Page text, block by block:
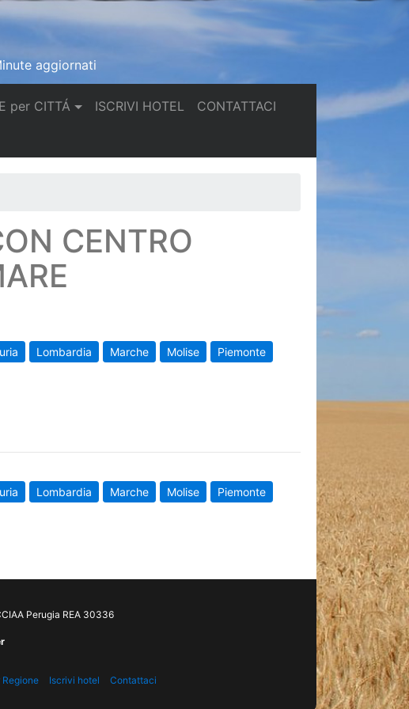
aggiornati
per CITTÁ ISCRIVI HOTEL(current)
CONTATTACI(current)
CENTRO
Lombardia Marche Molise
Piemonte
Lombardia Marche Molise
Piemonte
Perugia REA 30336
Iscrivi hotel Contattaci